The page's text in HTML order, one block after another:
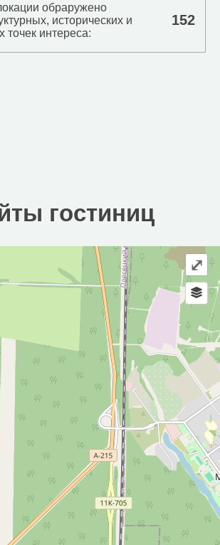
обраружено
исторических и
точек интереса:
152
гостиниц
станция (3)
(3)
(14)
(5)
(4)
(3)
(1)
(87)
(4)
терминал (1)
участок (1)
(1)
⤢